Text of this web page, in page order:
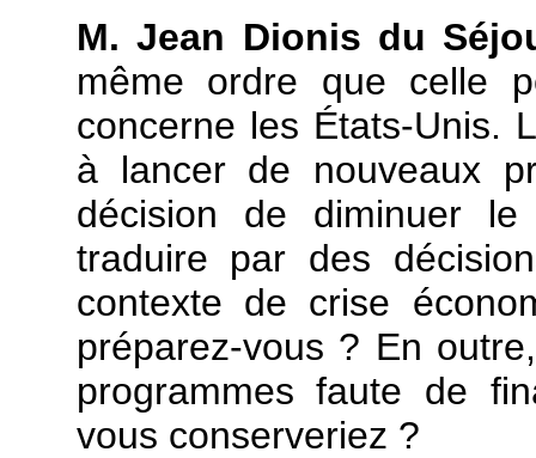
M. Jean Dionis du
même ordre que celle
concerne les États-Unis.
à lancer de nouveaux
décision de diminuer
traduire par des
contexte de crise
préparez-vous ? En
programmes faute de
vous conserveriez ?